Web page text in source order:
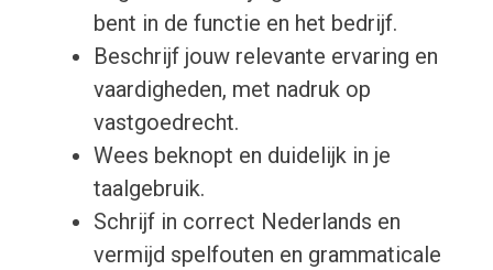
bent in de functie en het bedrijf.
Beschrijf jouw relevante ervaring en
vaardigheden, met nadruk op
vastgoedrecht.
Wees beknopt en duidelijk in je
taalgebruik.
Schrijf in correct Nederlands en
vermijd spelfouten en grammaticale